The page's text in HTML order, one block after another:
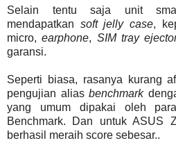
Selain tentu saja unit
mendapatkan soft jelly case,
micro,earphone, SIM tray
garansi.
Seperti biasa, rasanya kurang
pengujian aliasbenchmark
yang umum dipakai oleh
Benchmark. Dan untuk ASUS
berhasil meraih score sebesar..